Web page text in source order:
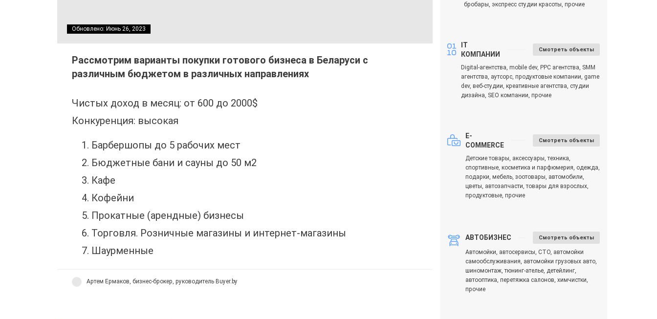
бробары, экспресс студии красоты, прочие
IT
КОМПАНИИ
Смотреть объекты
Digital-агентства, mobile dev, PPC агентства, SMM
агентства, аутсорс, продуктовые компании, game
dev, веб-студии, креативные агентства, студии
дизайна, SEO компании, прочие
E-
COMMERCE
Смотреть объекты
Детские товары, аксессуары, техника,
спортивные, косметика и парфюмерия, одежда,
подарки, мебель, зоотовары, автомобили,
цветы, автозапчасти, товары для взрослых,
продуктовые, прочие
АВТОБИЗНЕС Смотреть объекты
Автомойки, автосервисы, СТО, автомойки
самообслуживания, автомойки грузовых авто,
шиномонтаж, тюнинг-ателье, детейлинг,
автооптика, перетяжка салонов, химчистки,
прочие
Обновлено: Июнь 26, 2023
Рассмотрим варианты покупки готового бизнеса в Беларуси с
различным бюджетом в различных направлениях
Чистых доход в месяц: от 600 до 2000$
Конкуренция: высокая
Барбершопы до 5 рабочих мест
Бюджетные бани и сауны до 50 м2
Кафе
Кофейни
Прокатные (арендные) бизнесы
Торговля. Розничные магазины и интернет-магазины
Шаурменные
Артем Ермаков, бизнес-брокер, руководитель Buyer.by